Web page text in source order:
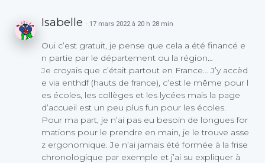
Isabelle · 17 mars 2022 à 20 h 28 min
Oui c’est gratuit, je pense que cela a été financé e
n partie par le département ou la région…
Je croyais que c’était partout en France… J’y accèd
e via enthdf (hauts de france), c’est le même pour l
es écoles, les collèges et les lycées mais la page
d’accueil est un peu plus fun pour les écoles.
Pour ma part, je n’ai pas eu besoin de longues for
mations pour le prendre en main, je le trouve asse
z ergonomique. Je n’ai jamais été formée à la frise
chronologique par exemple et j’ai su expliquer à